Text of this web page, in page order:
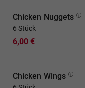
Chicken Nuggets
6 Stück
6,00 €
Chicken Wings